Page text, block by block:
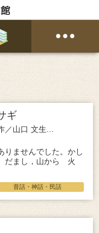
ギ
／山口 文生...
ませんでした。かし
まし，山から 火
昔話・神話・民話